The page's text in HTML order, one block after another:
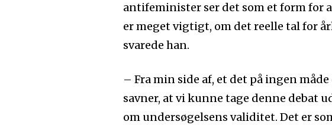
antifeminister ser det som et form for
er meget vigtigt, om det reelle tal for
svarede han.
– Fra min side af, et det på ingen
savner, at vi kunne tage denne debat
om undersøgelsens validitet. Det er